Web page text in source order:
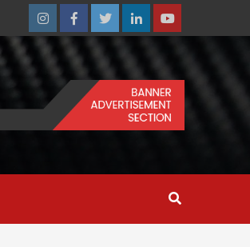
InstagramFacebookTwitterLinkedinYoutube